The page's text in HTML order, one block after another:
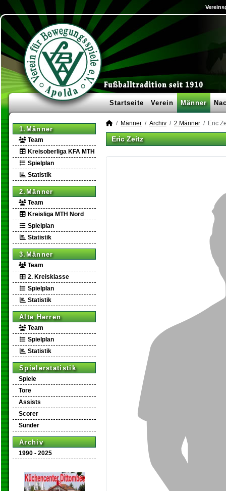
Startseite Verein Männer
1.Männer
Team
Kreisoberliga KFA MTH
Spielplan
Statistik
2.Männer
Team
Kreisliga MTH Nord
Spielplan
Statistik
3.Männer
Team
2. Kreisklasse
Spielplan
Statistik
Alte Herren
Team
Spielplan
Statistik
Spielerstatistik
Spiele
Tore
Assists
Scorer
Sünder
Archiv
1990 - 2025
Männer Archiv 2.Männer Eric
Eric Zeitz